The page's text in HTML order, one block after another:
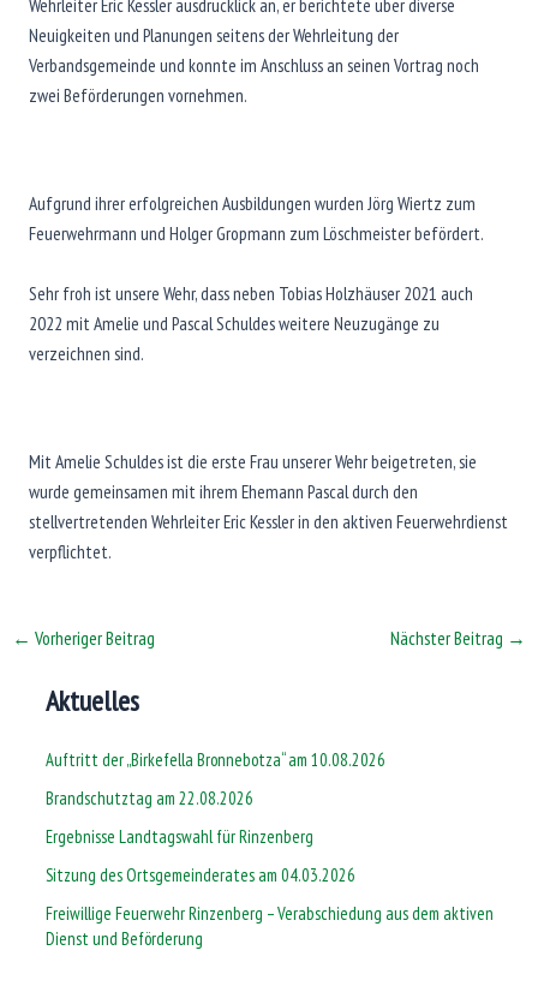
Neuigkeiten und Planungen seitens der Wehrleitung der
Verbandsgemeinde und konnte im Anschluss an seinen Vortrag noch
zwei Beförderungen vornehmen.
Aufgrund ihrer erfolgreichen Ausbildungen wurden Jörg Wiertz zum
Feuerwehrmann und Holger Gropmann zum Löschmeister befördert.
Sehr froh ist unsere Wehr, dass neben Tobias Holzhäuser 2021 auch
2022 mit Amelie und Pascal Schuldes weitere Neuzugänge zu
verzeichnen sind.
Mit Amelie Schuldes ist die erste Frau unserer Wehr beigetreten, sie
wurde gemeinsamen mit ihrem Ehemann Pascal durch den
stellvertretenden Wehrleiter Eric Kessler in den aktiven Feuerwehrdienst
verpflichtet.
← Vorheriger Beitrag Nächster Beitrag →
Aktuelles
Auftritt der „Birkefella Bronnebotza“ am 10.08.2026
Brandschutztag am 22.08.2026
Ergebnisse Landtagswahl für Rinzenberg
Sitzung des Ortsgemeinderates am 04.03.2026
Freiwillige Feuerwehr Rinzenberg – Verabschiedung aus dem aktiven
Dienst und Beförderung